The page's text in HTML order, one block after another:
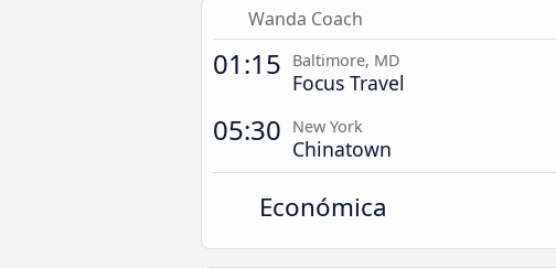
Wanda Coach
01:15 Baltimore, MD
Focus Travel
05:30 New York
Chinatown
Económica